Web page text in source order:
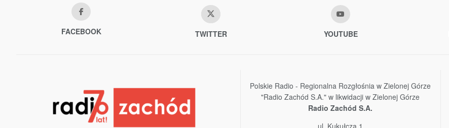
FACEBOOK TWITTER YOUTUBE
Polskie Radio - Regionalna Rozgłośnia w Zielonej Górze
"Radio Zachód S.A." w likwidacji w Zielonej Górze
Radio Zachód S.A.
ul. Kukułcza 1